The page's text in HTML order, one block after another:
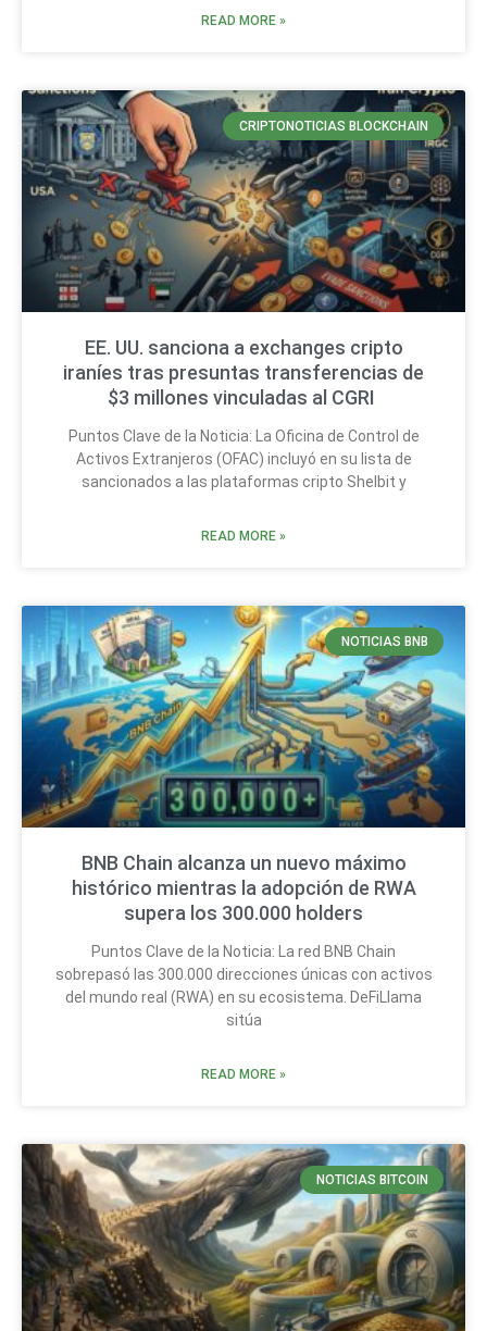
READ MORE »
CRIPTONOTICIAS BLOCKCHAIN
EE. UU. sanciona a exchanges cripto
iraníes tras presuntas transferencias de
$3 millones vinculadas al CGRI
Puntos Clave de la Noticia: La Oficina de Control de
Activos Extranjeros (OFAC) incluyó en su lista de
sancionados a las plataformas cripto Shelbit y
READ MORE »
NOTICIAS BNB
BNB Chain alcanza un nuevo máximo
histórico mientras la adopción de RWA
supera los 300.000 holders
Puntos Clave de la Noticia: La red BNB Chain
sobrepasó las 300.000 direcciones únicas con activos
del mundo real (RWA) en su ecosistema. DeFiLlama
sitúa
READ MORE »
NOTICIAS BITCOIN